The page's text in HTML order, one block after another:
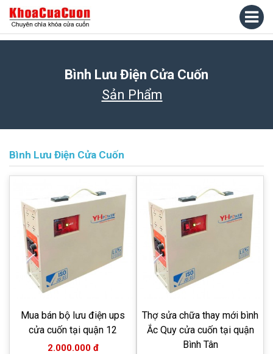
Bình Lưu Điện Cửa Cuốn
Sản Phẩm
Bình Lưu Điện Cửa Cuốn
Mua bán bộ lưu điện ups
cửa cuốn tại quận 12
2.000.000 đ
Thợ sửa chữa thay mới bình
Ắc Quy cửa cuốn tại quận
Bình Tân